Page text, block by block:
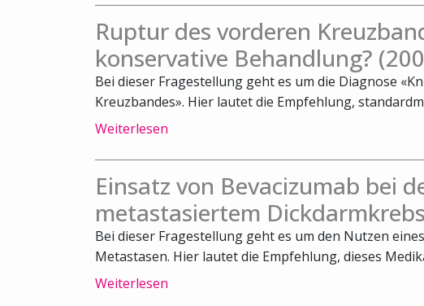
Ruptur des vorderen
konservative Behandlung?
Bei dieser Fragestellung geht es um die Diagnose
Kreuzbandes». Hier lautet die Empfehlung,
Weiterlesen
Einsatz von Bevacizumab bei
metastasiertem
Bei dieser Fragestellung geht es um den Nutzen
Metastasen. Hier lautet die Empfehlung, dieses
Weiterlesen